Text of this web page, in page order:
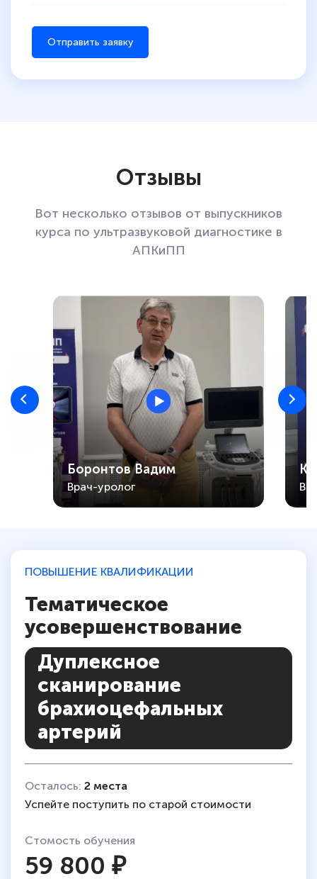
Отправить заявку
Отзывы
Вот несколько отзывов от выпускников
курса по ультразвуковой диагностике в
АПКиПП
Боронтов Вадим
Врач-уролог
ПОВЫШЕНИЕ КВАЛИФИКАЦИИ
Тематическое
усовершенствование
Дуплексное
сканирование
брахиоцефальных
артерий
Осталось: 2 места
Успейте поступить по старой стоимости
Стомость обучения
59 800 ₽